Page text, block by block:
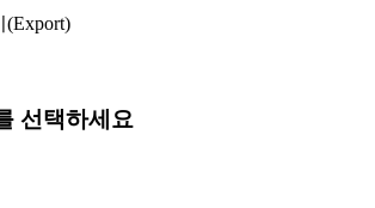
선택하세요